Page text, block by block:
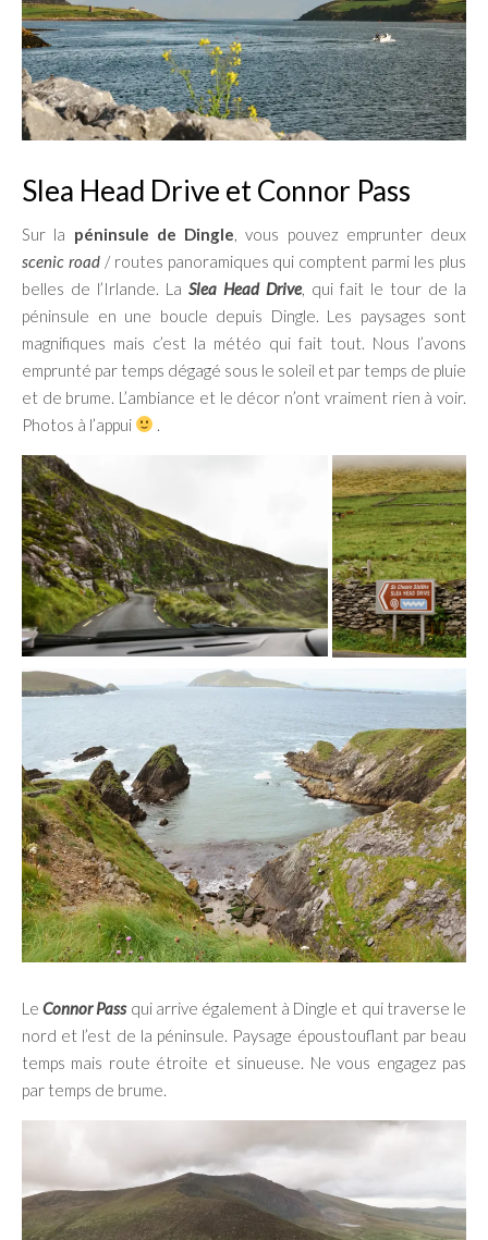
Slea Head Drive et Connor Pass
Sur la péninsule de Dingle, vous pouvez emprunter deux
scenic road/ routes panoramiques qui comptent parmi les plus
belles de l’Irlande. La Slea Head Drive, qui fait le tour de la
péninsule en une boucle depuis Dingle. Les paysages sont
magnifiques mais c’est la météo qui fait tout. Nous l’avons
emprunté par temps dégagé sous le soleil et par temps de pluie
et de brume. L’ambiance et le décor n’ont vraiment rien à voir.
Photos à l’appui
.
LeConnor Passqui arrive également à Dingle et qui traverse le
nord et l’est de la péninsule. Paysage époustouflant par beau
temps mais route étroite et sinueuse. Ne vous engagez pas
par temps de brume.